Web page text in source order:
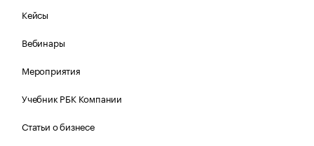
Кейсы
Вебинары
Мероприятия
Учебник РБК Компании
Статьи о бизнесе